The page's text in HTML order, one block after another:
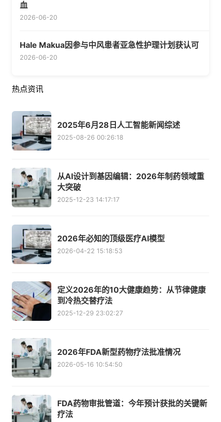
血
2026-06-20
Hale Makua因参与中风患者亚急性护理计划获认可
2026-06-20
热点资讯
2025年6月28日人工智能新闻综述
2025-08-26 00:26:18
从AI设计到基因编辑：2026年制药领域重
大突破
2025-12-23 14:17:17
2026年必知的顶级医疗AI模型
2026-04-22 15:18:53
定义2026年的10大健康趋势：从节律健康
到冷热交替疗法
2025-12-29 23:02:27
2026年FDA新型药物疗法批准情况
2026-05-16 10:54:50
FDA药物审批管道：今年预计获批的关键新
疗法